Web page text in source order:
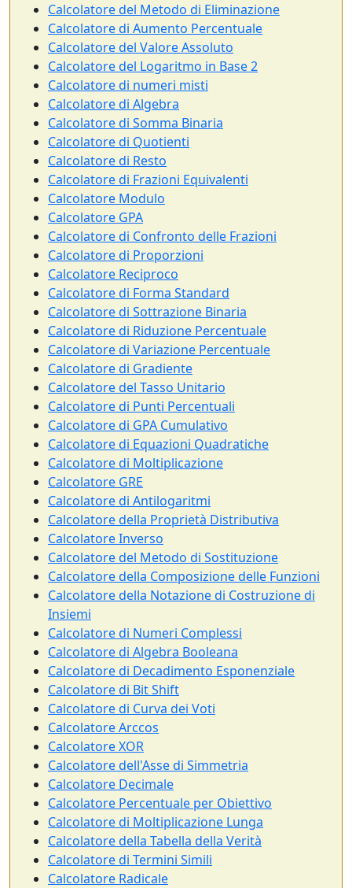
Calcolatore del Metodo di Eliminazione
Calcolatore di Aumento Percentuale
Calcolatore del Valore Assoluto
Calcolatore del Logaritmo in Base 2
Calcolatore di numeri misti
Calcolatore di Algebra
Calcolatore di Somma Binaria
Calcolatore di Quotienti
Calcolatore di Resto
Calcolatore di Frazioni Equivalenti
Calcolatore Modulo
Calcolatore GPA
Calcolatore di Confronto delle Frazioni
Calcolatore di Proporzioni
Calcolatore Reciproco
Calcolatore di Forma Standard
Calcolatore di Sottrazione Binaria
Calcolatore di Riduzione Percentuale
Calcolatore di Variazione Percentuale
Calcolatore di Gradiente
Calcolatore del Tasso Unitario
Calcolatore di Punti Percentuali
Calcolatore di GPA Cumulativo
Calcolatore di Equazioni Quadratiche
Calcolatore di Moltiplicazione
Calcolatore GRE
Calcolatore di Antilogaritmi
Calcolatore della Proprietà Distributiva
Calcolatore Inverso
Calcolatore del Metodo di Sostituzione
Calcolatore della Composizione delle Funzioni
Calcolatore della Notazione di Costruzione di
Insiemi
Calcolatore di Numeri Complessi
Calcolatore di Algebra Booleana
Calcolatore di Decadimento Esponenziale
Calcolatore di Bit Shift
Calcolatore di Curva dei Voti
Calcolatore Arccos
Calcolatore XOR
Calcolatore dell'Asse di Simmetria
Calcolatore Decimale
Calcolatore Percentuale per Obiettivo
Calcolatore di Moltiplicazione Lunga
Calcolatore della Tabella della Verità
Calcolatore di Termini Simili
Calcolatore Radicale